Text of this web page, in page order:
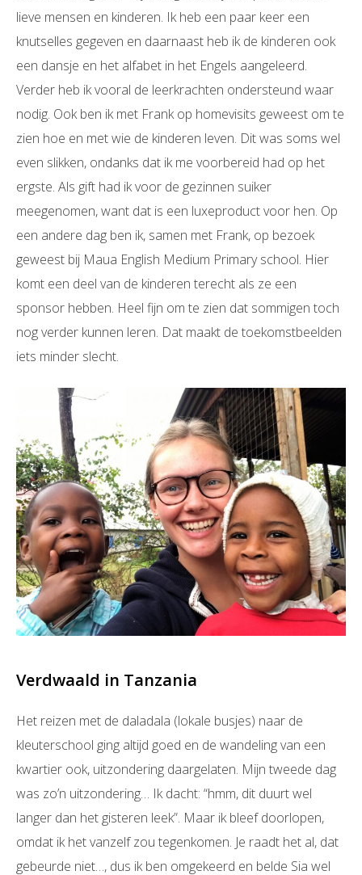
lieve mensen en kinderen. Ik heb een paar keer een
knutselles gegeven en daarnaast heb ik de kinderen ook
een dansje en het alfabet in het Engels aangeleerd.
Verder heb ik vooral de leerkrachten ondersteund waar
nodig. Ook ben ik met Frank op homevisits geweest om te
zien hoe en met wie de kinderen leven. Dit was soms wel
even slikken, ondanks dat ik me voorbereid had op het
ergste. Als gift had ik voor de gezinnen suiker
meegenomen, want dat is een luxeproduct voor hen. Op
een andere dag ben ik, samen met Frank, op bezoek
geweest bij Maua English Medium Primary school. Hier
komt een deel van de kinderen terecht als ze een
sponsor hebben. Heel fijn om te zien dat sommigen toch
nog verder kunnen leren. Dat maakt de toekomstbeelden
iets minder slecht.
Verdwaald in Tanzania
Het reizen met de daladala (lokale busjes) naar de
kleuterschool ging altijd goed en de wandeling van een
kwartier ook, uitzondering daargelaten. Mijn tweede dag
was zo’n uitzondering… Ik dacht: “hmm, dit duurt wel
langer dan het gisteren leek”. Maar ik bleef doorlopen,
omdat ik het vanzelf zou tegenkomen. Je raadt het al, dat
gebeurde niet…, dus ik ben omgekeerd en belde Sia wel